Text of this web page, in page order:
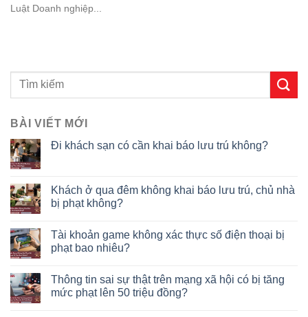
Luật Doanh nghiệp...
BÀI VIẾT MỚI
Đi khách sạn có cần khai báo lưu trú không?
Khách ở qua đêm không khai báo lưu trú, chủ nhà
bị phạt không?
Tài khoản game không xác thực số điện thoại bị
phạt bao nhiêu?
Thông tin sai sự thật trên mạng xã hội có bị tăng
mức phạt lên 50 triệu đồng?